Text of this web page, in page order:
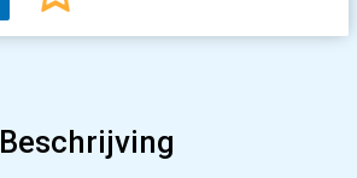
Beschrijving